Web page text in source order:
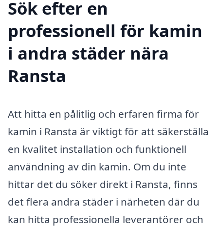
Sök efter en
professionell för kamin
i andra städer nära
Ransta
Att hitta en pålitlig och erfaren firma för
kamin i Ransta är viktigt för att säkerställa
en kvalitet installation och funktionell
användning av din kamin. Om du inte
hittar det du söker direkt i Ransta, finns
det flera andra städer i närheten där du
kan hitta professionella leverantörer och